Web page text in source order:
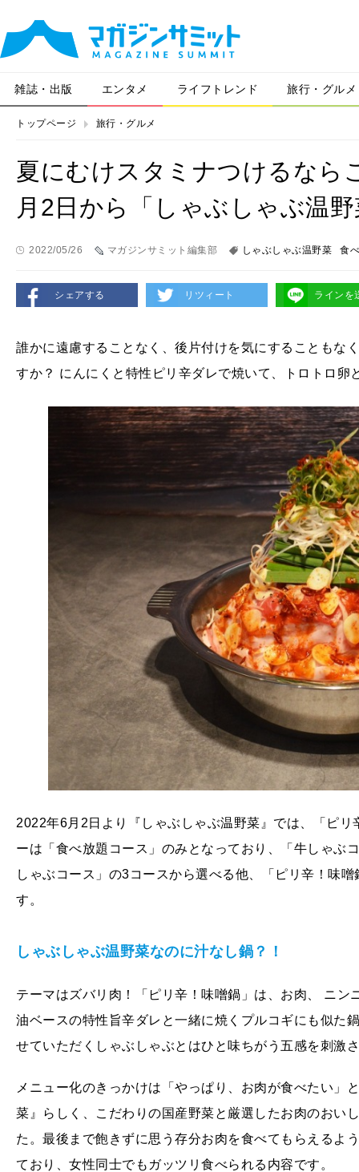
雑誌・出版 エンタメ ライフトレンド 旅行・グルメ
トップページ 旅行・グルメ
夏にむけスタミナつけるなら
月2日から「しゃぶしゃぶ温
2022/05/26 マガジンサミット編集部 しゃぶしゃぶ温野菜 食
シェアする リツィート ラインを
誰かに遠慮することなく、後片付けを気にすることもな
すか？ にんにくと特性ピリ辛ダレで焼いて、トロトロ
2022年6月2日より『しゃぶしゃぶ温野菜』では、「ピ
ーは「食べ放題コース」のみとなっており、「牛しゃぶ
しゃぶコース」の3コースから選べる他、「ピリ辛！味
す。
しゃぶしゃぶ温野菜なのに汁なし鍋？！
テーマはズバリ肉！「ピリ辛！味噌鍋」は、お肉、 ニ
油ベースの特性旨辛ダレと一緒に焼くプルコギにも似た
せていただくしゃぶしゃぶとはひと味ちがう五感を刺激
メニュー化のきっかけは「やっぱり、お肉が食べたい」
菜』らしく、こだわりの国産野菜と厳選したお肉のおい
た。最後まで飽きずに思う存分お肉を食べてもらえるよ
ており、女性同士でもガッツリ食べられる内容です。